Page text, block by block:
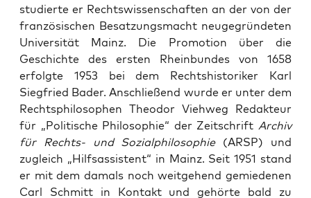
studierte er Rechtswis­senschaften an der von der
franzö­sis­chen Besatzungs­macht neuge­grün­de­ten
Uni­ver­sität Mainz. Die Pro­mo­tion über die
Geschichte des ersten Rhein­bun­des von 1658
erfol­gte 1953 bei dem Recht­shis­torik­er Karl
Siegfried Bad­er. Anschließend wurde er unter dem
Recht­sphilosophen Theodor Viehweg Redak­teur
für „Poli­tis­che Philoso­phie“ der Zeitschrift Archiv
für Rechts- und Sozial­philoso­phie(ARSP) und
zugle­ich „Hil­f­sas­sis­tent“ in Mainz. Seit 1951 stand
er mit dem damals noch weit­ge­hend gemiede­nen
Carl Schmitt in Kon­takt und gehörte bald zu